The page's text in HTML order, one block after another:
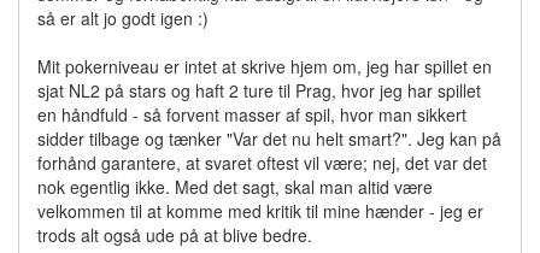
så er alt jo godt igen :)
Mit pokerniveau er intet at skrive hjem om, jeg har spillet en
sjat NL2 på stars og haft 2 ture til Prag, hvor jeg har spillet
en håndfuld - så forvent masser af spil, hvor man sikkert
sidder tilbage og tænker "Var det nu helt smart?". Jeg kan på
forhånd garantere, at svaret oftest vil være; nej, det var det
nok egentlig ikke. Med det sagt, skal man altid være
velkommen til at komme med kritik til mine hænder - jeg er
trods alt også ude på at blive bedre.